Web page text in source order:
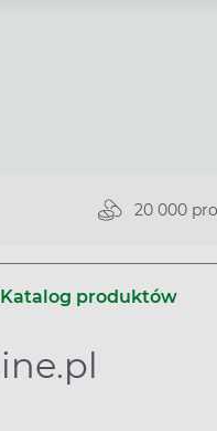
20 000
Katalog produktów